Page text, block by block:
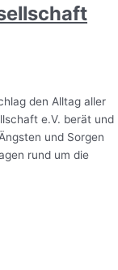
den Alltag aller
e.V. berät und
und Sorgen
rund um die